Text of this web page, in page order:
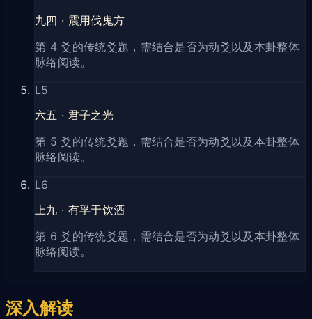
九四 · 震用伐鬼方
第 4 爻的传统爻题，需结合是否为动爻以及本卦整体
脉络阅读。
L5
六五 · 君子之光
第 5 爻的传统爻题，需结合是否为动爻以及本卦整体
脉络阅读。
L6
上九 · 有孚于饮酒
第 6 爻的传统爻题，需结合是否为动爻以及本卦整体
脉络阅读。
深入解读